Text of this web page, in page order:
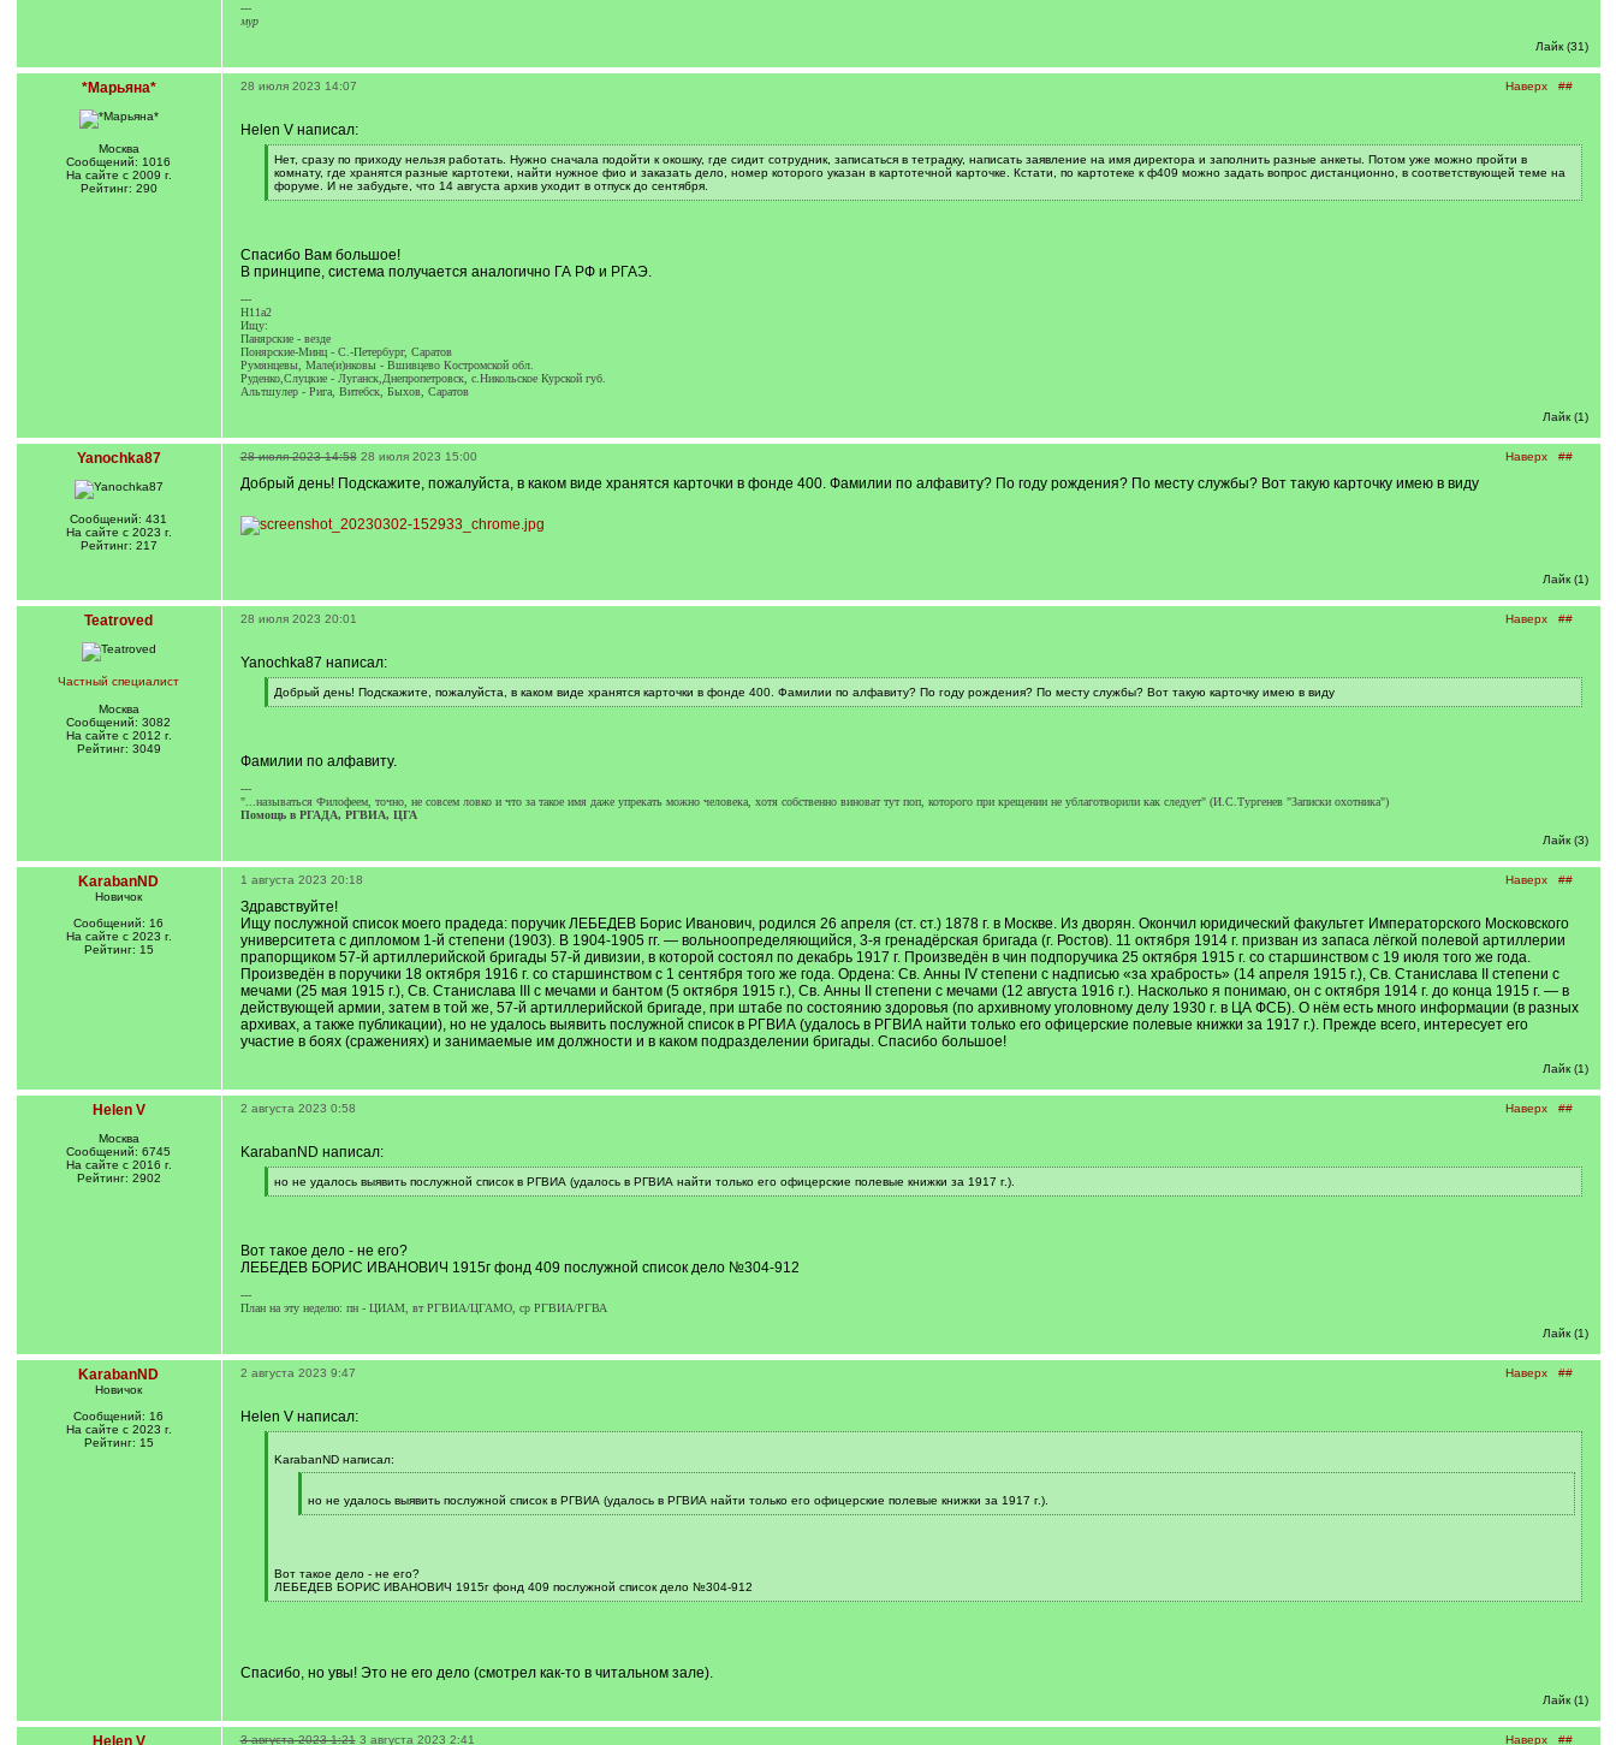
---
мур
Лайк (31)
*Марьяна*
Москва
Сообщений: 1016
На сайте с 2009 г.
Рейтинг: 290
Наверх ##
28 июля 2023 14:07
Helen V написал:
[
q
]
Нет, сразу по приходу нельзя работать. Нужно сначала подойти к окошку, где сидит сотрудник, записаться в тетрадку, написать заявление на имя директора и заполнить разные анкеты. Потом уже можно пройти в
комнату, где хранятся разные картотеки, найти нужное фио и заказать дело, номер которого указан в картотечной карточке. Кстати, по картотеке к ф409 можно задать вопрос дистанционно, в соответствующей теме на
форуме. И не забудьте, что 14 августа архив уходит в отпуск до сентября.
[
Спасибо Вам большое!
В принципе, система получается аналогично ГА РФ и РГАЭ.
---
H11a2
Ищу:
Панярские - везде
Понярские-Минц - С.-Петербург, Саратов
Румянцевы, Мале(и)нковы - Вшивцево Костромской обл.
Руденко,Слуцкие - Луганск,Днепропетровск, с.Никольское Курской губ.
Альтшулер - Рига, Витебск, Быхов, Саратов
Лайк (1)
Yanochka87
Сообщений: 431
На сайте с 2023 г.
Рейтинг: 217
Наверх ##
28 июля 2023 14:58 28 июля 2023 15:00
Добрый день! Подскажите, пожалуйста, в каком виде хранятся карточки в фонде 400. Фамилии по алфавиту? По году рождения? По месту службы? Вот такую карточку имею в виду
Лайк (1)
Teatroved
Частный специалист
Москва
Сообщений: 3082
На сайте с 2012 г.
Рейтинг: 3049
Наверх ##
28 июля 2023 20:01
Yanochka87 написал:
[
q
Добрый день! Подскажите, пожалуйста, в каком виде хранятся карточки в фонде 400. Фамилии по алфавиту? По году рождения? По месту службы? Вот такую карточку имею в виду
[
Фамилии по алфавиту.
---
"...называться Филофеем, точно, не совсем ловко и что за такое имя даже упрекать можно человека, хотя собственно виноват тут поп, которого при крещении не ублаготворили как следует" (И.С.Тургенев "Записки охотника")
Помощь в РГАДА, РГВИА, ЦГА
Лайк (3)
KarabanND
Новичок
Сообщений: 16
На сайте с 2023 г.
Рейтинг: 15
Наверх ##
1 августа 2023 20:18
Здравствуйте!
Ищу послужной список моего прадеда: поручик ЛЕБЕДЕВ Борис Иванович, родился 26 апреля (ст. ст.) 1878 г. в Москве. Из дворян. Окончил юридический факультет Императорского Московского
университета с дипломом 1-й степени (1903). В 1904-1905 гг. — вольноопределяющийся, 3-я гренадёрская бригада (г. Ростов). 11 октября 1914 г. призван из запаса лёгкой полевой артиллерии
прапорщиком 57-й артиллерийской бригады 57-й дивизии, в которой состоял по декабрь 1917 г. Произведён в чин подпоручика 25 октября 1915 г. со старшинством с 19 июля того же года.
Произведён в поручики 18 октября 1916 г. со старшинством с 1 сентября того же года. Ордена: Св. Анны IV степени с надписью «за храбрость» (14 апреля 1915 г.), Св. Станислава II степени с
мечами (25 мая 1915 г.), Св. Станислава III с мечами и бантом (5 октября 1915 г.), Св. Анны II степени с мечами (12 августа 1916 г.). Насколько я понимаю, он с октября 1914 г. до конца 1915 г. — в
действующей армии, затем в той же, 57-й артиллерийской бригаде, при штабе по состоянию здоровья (по архивному уголовному делу 1930 г. в ЦА ФСБ). О нём есть много информации (в разных
архивах, а также публикации), но не удалось выявить послужной список в РГВИА (удалось в РГВИА найти только его офицерские полевые книжки за 1917 г.). Прежде всего, интересует его
участие в боях (сражениях) и занимаемые им должности и в каком подразделении бригады. Спасибо большое!
Лайк (1)
Helen V
Москва
Сообщений: 6745
На сайте с 2016 г.
Рейтинг: 2902
Наверх ##
2 августа 2023 0:58
KarabanND написал:
[
q
но не удалось выявить послужной список в РГВИА (удалось в РГВИА найти только его офицерские полевые книжки за 1917 г.).
[
Вот такое дело - не его?
ЛЕБЕДЕВ БОРИС ИВАНОВИЧ 1915г фонд 409 послужной список дело №304-912
---
План на эту неделю: пн - ЦИАМ, вт РГВИА/ЦГАМО, ср РГВИА/РГВА
Лайк (1)
KarabanND
Новичок
Сообщений: 16
На сайте с 2023 г.
Рейтинг: 15
Наверх ##
2 августа 2023 9:47
Helen V написал:
q
KarabanND написал:
q
]
но не удалось выявить послужной список в РГВИА (удалось в РГВИА найти только его офицерские полевые книжки за 1917 г.).
[
Вот такое дело - не его?
ЛЕБЕДЕВ БОРИС ИВАНОВИЧ 1915г фонд 409 послужной список дело №304-912
[
Спасибо, но увы! Это не его дело (смотрел как-то в читальном зале).
Лайк (1)
Helen V Наверх ##
3 августа 2023 1:21 3 августа 2023 2:41